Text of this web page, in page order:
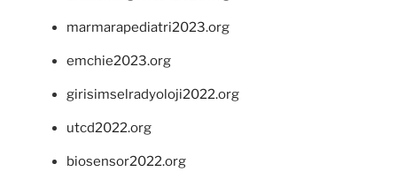
marmarapediatri2023.org
emchie2023.org
girisimselradyoloji2022.org
utcd2022.org
biosensor2022.org